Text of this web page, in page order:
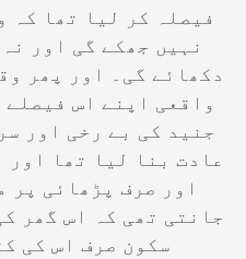
فیصلہ کر لیا تھا کہ
نہیں جھکے گی اور
دکھائے گی۔ اور پھر
واقعی اپنے اس
جنید کی بے رخی اور
عادت بنا لیا تھا
اور صرف پڑھائی پر
جانتی تھی کہ اس گھر
سکون صرف اس کی